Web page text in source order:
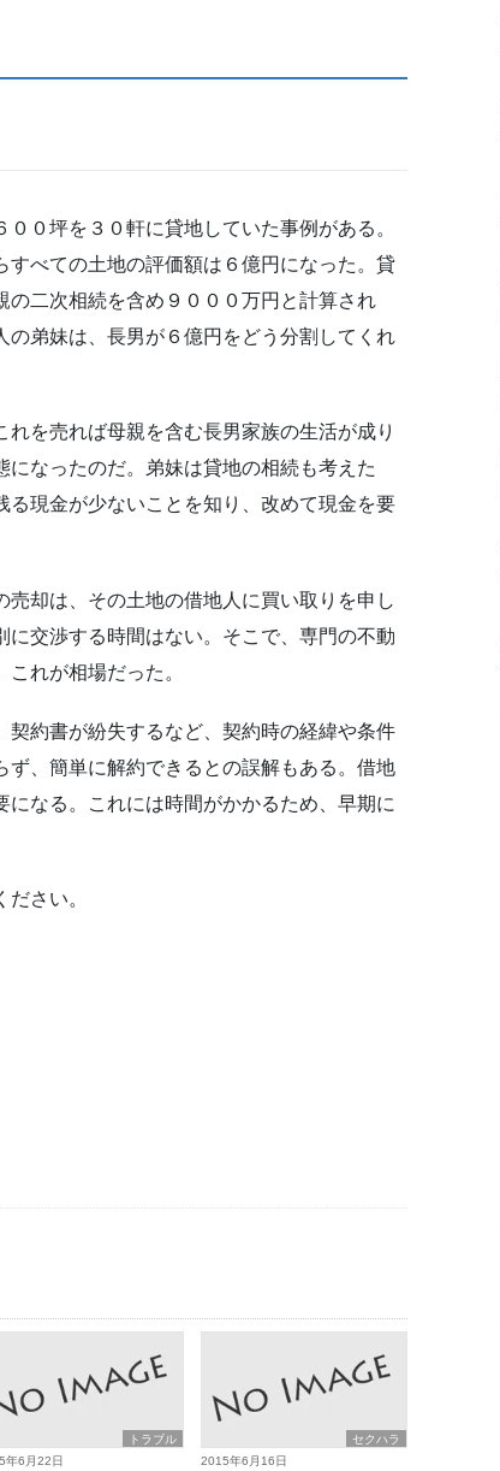
０坪を３０軒に貸地していた事例がある。
べての土地の評価額は６億円になった。貸
二次相続を含め９０００万円と計算され
弟妹は、長男が６億円をどう分割してくれ
を売れば母親を含む長男家族の生活が成り
なったのだ。弟妹は貸地の相続も考えた
現金が少ないことを知り、改めて現金を要
却は、その土地の借地人に買い取りを申し
交渉する時間はない。そこで、専門の不動
れが相場だった。
約書が紛失するなど、契約時の経緯や条件
、簡単に解約できるとの誤解もある。借地
なる。これには時間がかかるため、早期に
さい。
トラブル
年6月22日
セクハラ
2015年6月16日